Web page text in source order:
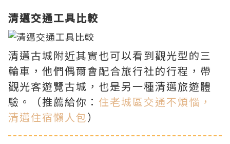
清邁交通工具比較
清邁古城附近其實也可以看到觀光型的三
輪車，他們偶爾會配合旅行社的行程，帶
觀光客遊覽古城，也是另一種清邁旅遊體
驗。（推薦給你： 住老城區交通不煩惱，
清邁住宿懶人包）